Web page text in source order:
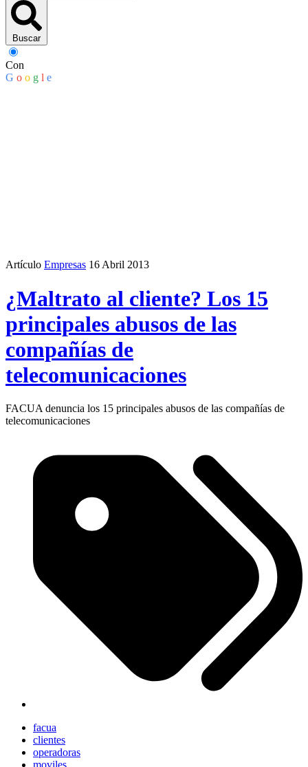
Buscar
Con
G o o g l e
Artículo Empresas 16 Abril 2013
¿Maltrato al cliente? Los 15
principales abusos de las
compañías de
telecomunicaciones
FACUA denuncia los 15 principales abusos de las compañías de
telecomunicaciones
facua
clientes
operadoras
moviles